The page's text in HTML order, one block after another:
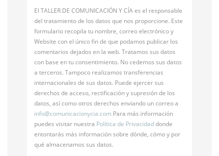
El TALLER DE COMUNICACIÓN Y CÍA es el responsable
del tratamiento de los datos que nos proporcione. Este
formulario recopila tu nombre, correo electrónico y
Website con el único fin de que podamos publicar los
comentarios dejados en la web. Tratamos sus datos
con base en tu consentimiento. No cedemos sus datos
a terceros. Tampoco realizamos transferencias
internacionales de sus datos. Puede ejercer sus
derechos de acceso, rectificación y supresión de los
datos, así como otros derechos enviando un correo a
info@comunicacionycia.com Para más información
puedes visitar nuestra Política de Privacidaddonde
entontarás más información sobre dónde, cómo y por
qué almacenamos sus datos.